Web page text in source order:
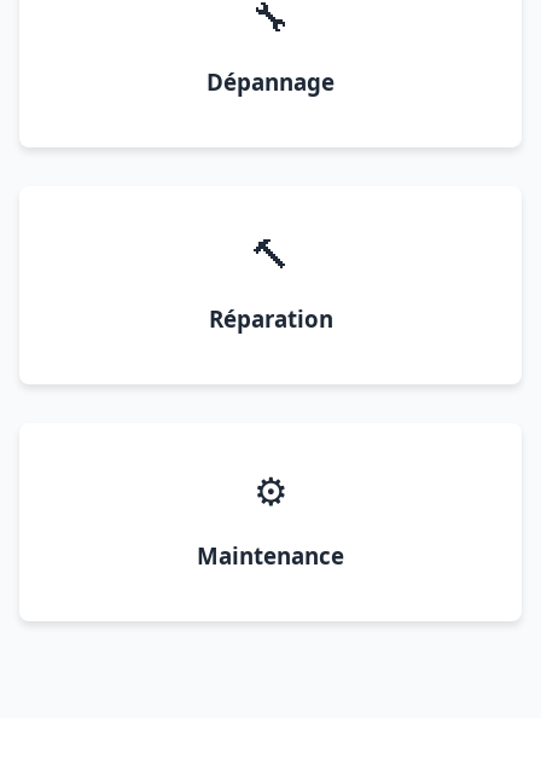
🔧
Dépannage
🔨
Réparation
⚙️
Maintenance